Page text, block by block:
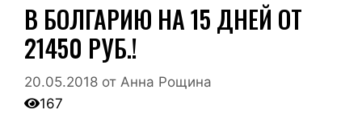
В БОЛГАРИЮ НА 15 ДНЕЙ ОТ
21450 РУБ.!
20.05.2018 от Анна Рощина
167